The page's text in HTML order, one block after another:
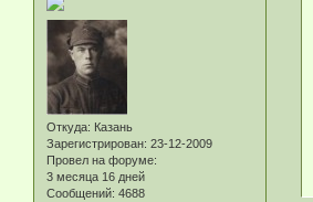
Откуда: Казань
Зарегистрирован: 23-12-2009
Провел на форуме:
3 месяца 16 дней
Сообщений: 4688